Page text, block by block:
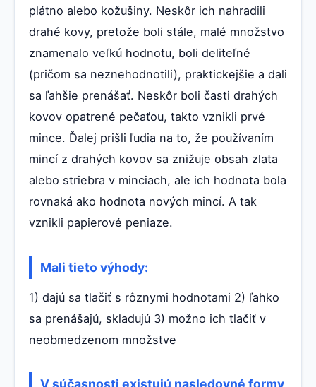
plátno alebo kožušiny. Neskôr ich nahradili
drahé kovy, pretože boli stále, malé množstvo
znamenalo veľkú hodnotu, boli deliteľné
(pričom sa neznehodnotili), praktickejšie a dali
sa ľahšie prenášať. Neskôr boli časti drahých
kovov opatrené pečaťou, takto vznikli prvé
mince. Ďalej prišli ľudia na to, že používaním
mincí z drahých kovov sa znižuje obsah zlata
alebo striebra v minciach, ale ich hodnota bola
rovnaká ako hodnota nových mincí. A tak
vznikli papierové peniaze.
Mali tieto výhody:
1) dajú sa tlačiť s rôznymi hodnotami 2) ľahko
sa prenášajú, skladujú 3) možno ich tlačiť v
neobmedzenom množstve